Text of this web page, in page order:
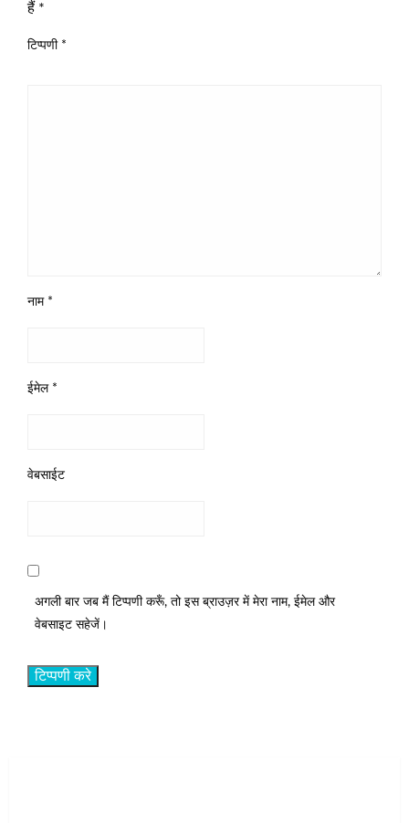
हैं *
टिप्पणी *
नाम *
ईमेल *
वेबसाईट
अगली बार जब मैं टिप्पणी करूँ, तो इस ब्राउज़र में मेरा नाम, ईमेल और
वेबसाइट सहेजें।